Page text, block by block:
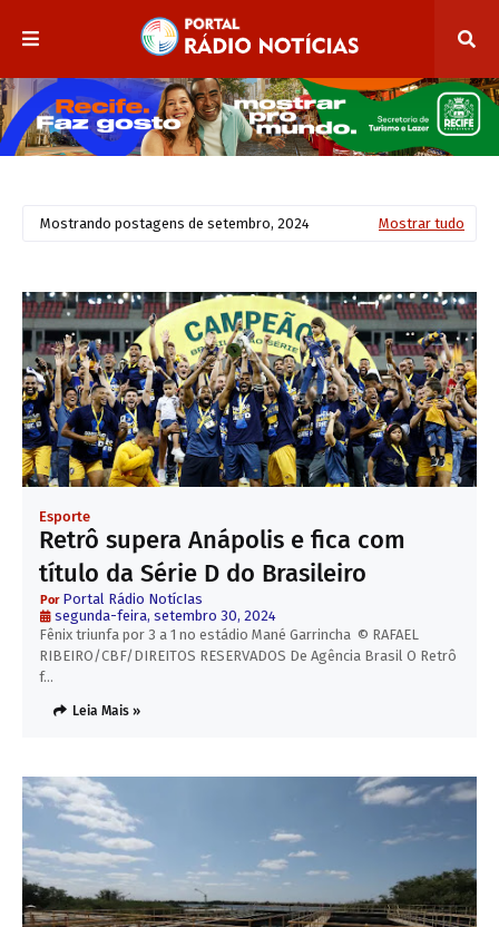
Mostrando postagens de setembro, 2024 Mostrar tudo
Esporte
Retrô supera Anápolis e fica com
título da Série D do Brasileiro
Portal Rádio NotícIas
segunda-feira, setembro 30, 2024
Fênix triunfa por 3 a 1 no estádio Mané Garrincha © RAFAEL
RIBEIRO/CBF/DIREITOS RESERVADOS De Agência Brasil O Retrô
f…
Leia Mais »